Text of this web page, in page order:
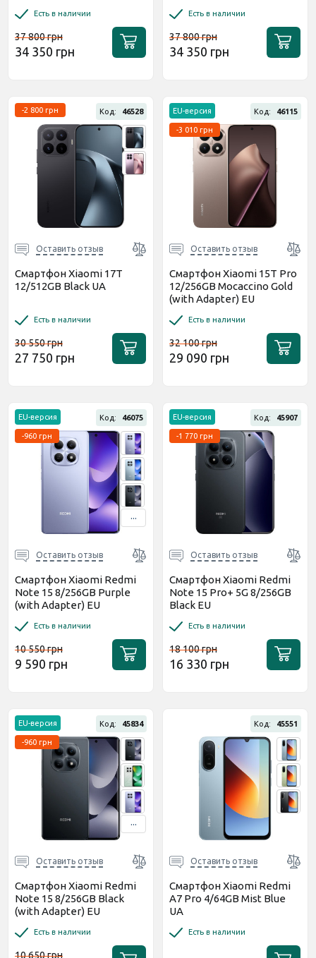
Есть в наличии
37 800 грн
34 350 грн
Есть в наличии
37 800 грн
34 350 грн
Код: 46528
-2 800 грн
Оставить отзыв
Смартфон Xiaomi 17T
12/512GB Black UA
Есть в наличии
30 550 грн
27 750 грн
Код: 46115
EU-версия
-3 010 грн
Оставить отзыв
Смартфон Xiaomi 15T Pro
12/256GB Mocaccino Gold
(with Adapter) EU
Есть в наличии
32 100 грн
29 090 грн
...
Код: 46075
EU-версия
-960 грн
Оставить отзыв
Смартфон Xiaomi Redmi
Note 15 8/256GB Purple
(with Adapter) EU
Есть в наличии
10 550 грн
9 590 грн
Код: 45907
EU-версия
-1 770 грн
Оставить отзыв
Смартфон Xiaomi Redmi
Note 15 Pro+ 5G 8/256GB
Black EU
Есть в наличии
18 100 грн
16 330 грн
...
Код: 45834
EU-версия
-960 грн
Оставить отзыв
Смартфон Xiaomi Redmi
Note 15 8/256GB Black
(with Adapter) EU
Есть в наличии
10 650 грн
Код: 45551
Оставить отзыв
Смартфон Xiaomi Redmi
A7 Pro 4/64GB Mist Blue
UA
Есть в наличии